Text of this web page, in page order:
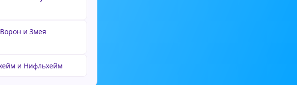
и Змея
и Нифльхейм